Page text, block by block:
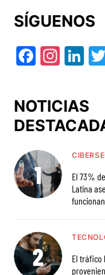
SÍGUENOS
Facebook
NOTICIAS
El 73%
Latina
El tráfico